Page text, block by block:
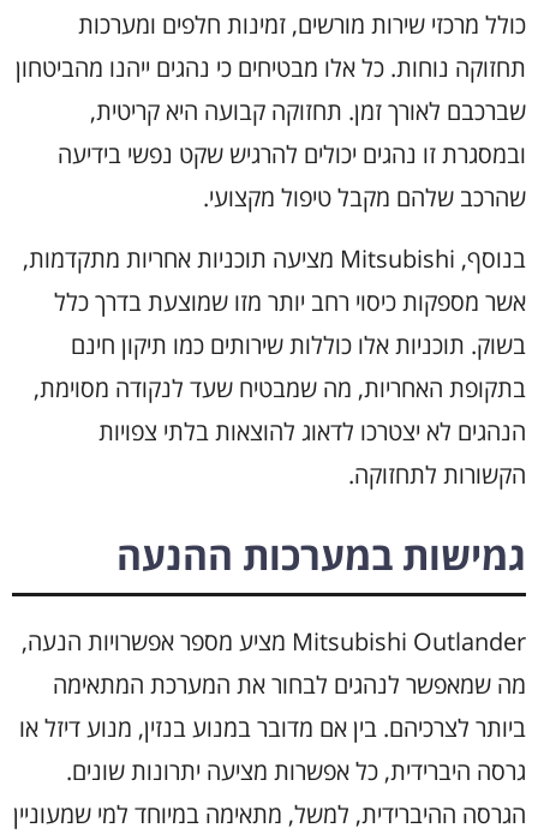
כולל מרכזי שירות מורשים, זמינות חלפים ומערכות
תחזוקה נוחות. כל אלו מבטיחים כי נהגים ייהנו מהביטחון
שברכבם לאורך זמן. תחזוקה קבועה היא קריטית,
ובמסגרת זו נהגים יכולים להרגיש שקט נפשי בידיעה
שהרכב שלהם מקבל טיפול מקצועי.
בנוסף, Mitsubishi מציעה תוכניות אחריות מתקדמות,
אשר מספקות כיסוי רחב יותר מזו שמוצעת בדרך כלל
בשוק. תוכניות אלו כוללות שירותים כמו תיקון חינם
בתקופת האחריות, מה שמבטיח שעד לנקודה מסוימת,
הנהגים לא יצטרכו לדאוג להוצאות בלתי צפויות
הקשורות לתחזוקה.
גמישות במערכות ההנעה
Mitsubishi Outlander מציע מספר אפשרויות הנעה,
מה שמאפשר לנהגים לבחור את המערכת המתאימה
ביותר לצרכיהם. בין אם מדובר במנוע בנזין, מנוע דיזל או
גרסה היברידית, כל אפשרות מציעה יתרונות שונים.
הגרסה ההיברידית, למשל, מתאימה במיוחד למי שמעוניין